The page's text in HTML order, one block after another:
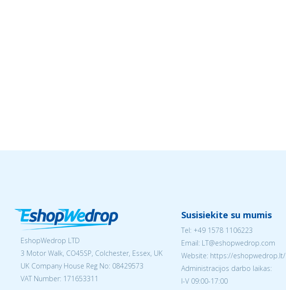
EshopWedrop LTD
3 Motor Walk, CO45SP, Colchester, Essex, UK
UK Company House Reg No: 08429573
VAT Number: 171653311
Susisiekite su mumis
Tel: +49 1578 1106223
Email: LT@eshopwedrop.com
Website: https://eshopwedrop.lt/
Administracijos darbo laikas:
I-V 09:00-17:00